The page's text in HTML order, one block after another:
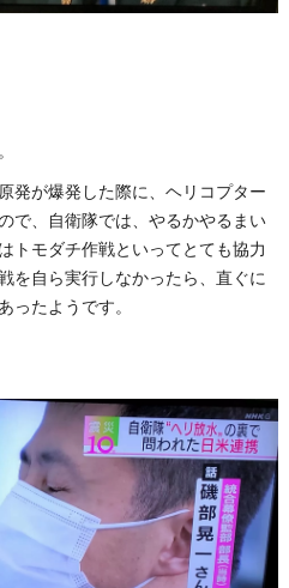
発が爆発した際に、ヘリコプター
で、自衛隊では、やるかやるまい
トモダチ作戦といってとても協力
を自ら実行しなかったら、直ぐに
ったようです。